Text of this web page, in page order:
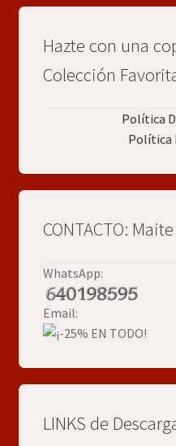
Hazte con una
Colección
Política
Política
CONTACTO: Maite
WhatsApp:
Email:
LINKS de